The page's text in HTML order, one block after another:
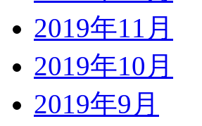
2019年11月
2019年10月
2019年9月